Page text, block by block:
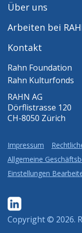
RAHN AG
Dörflistrasse 120
CH-8050 Zürich
Über uns
Arbeiten bei
Kontakt
Rahn Foundation
Rahn Kulturfonds
Impressum
Allgemeine
Einstellungen
Copyright © 2026.